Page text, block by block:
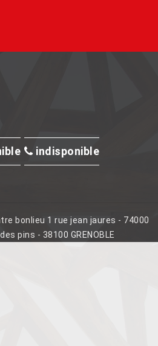
indisponible
bonlieu 1 rue jean jaures - 74000
pins - 38100 GRENOBLE